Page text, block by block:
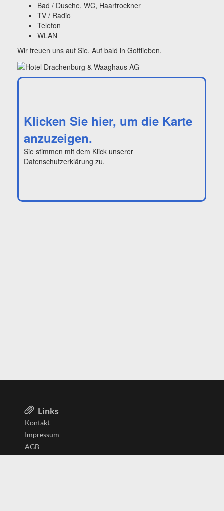
Bad / Dusche, WC, Haartrockner
TV / Radio
Telefon
WLAN
Wir freuen uns auf Sie. Auf bald in Gottlieben.
Klicken Sie hier, um die Karte
anzuzeigen.
Sie stimmen mit dem Klick unserer
Datenschutzerklärung zu.
Links
Kontakt
Impressum
AGB